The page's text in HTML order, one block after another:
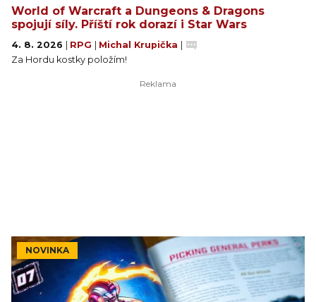
World of Warcraft a Dungeons & Dragons
spojují síly. Příští rok dorazí i Star Wars
4. 8. 2026 RPG Michal Krupička
Za Hordu kostky položím!
NOVINKA